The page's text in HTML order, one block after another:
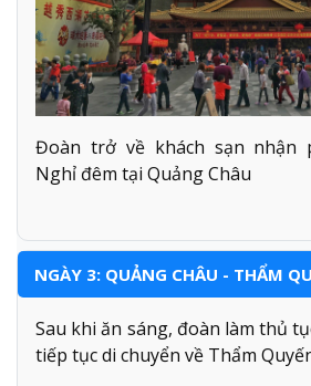
Đoàn trở về khách sạn nhận
Nghỉ đêm tại Quảng Châu
NGÀY 3: QUẢNG CHÂU - THẨM
Sau khi ăn sáng, đoàn làm thủ
tiếp tục di chuyển về Thẩm